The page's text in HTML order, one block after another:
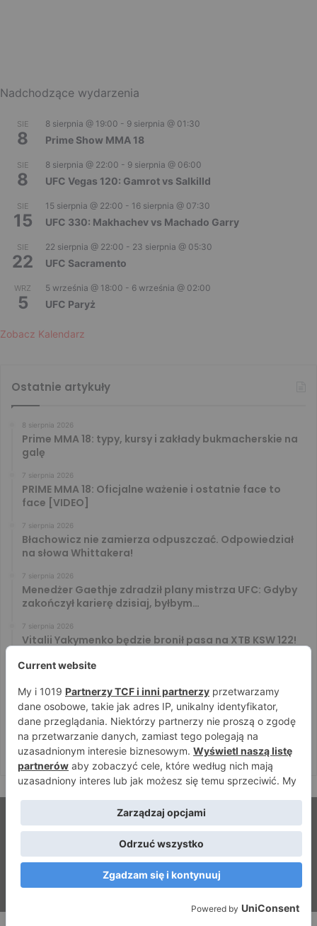
Nadchodzące wydarzenia
SIE
8
8 sierpnia @ 19:00 - 9 sierpnia @ 01:30
Prime Show MMA 18
SIE
8
8 sierpnia @ 22:00 - 9 sierpnia @ 06:00
UFC Vegas 120: Gamrot vs Salkilld
SIE
15
15 sierpnia @ 22:00 - 16 sierpnia @ 07:30
UFC 330: Makhachev vs Machado Garry
SIE
22
22 sierpnia @ 22:00 - 23 sierpnia @ 05:30
UFC Sacramento
WRZ
5
5 września @ 18:00 - 6 września @ 02:00
UFC Paryż
Zobacz Kalendarz
Ostatnie artykuły
8 sierpnia 2026
Prime MMA 18: typy, kursy i zakłady bukmacherskie na
galę
7 sierpnia 2026
PRIME MMA 18: Oficjalne ważenie i ostatnie face to
face [VIDEO]
7 sierpnia 2026
Błachowicz nie zamierza odpuszczać. Odpowiedział
na słowa Whittakera!
7 sierpnia 2026
Menedżer Gaethje zdradził plany mistrza UFC: Gdyby
zakończył karierę dzisiaj, byłbym…
7 sierpnia 2026
Vitalii Yakymenko będzie bronił pasa na XTB KSW 122!
Iwo Baraniewski wystąpi na UFC 331. Polak częścią
mocnej karty walk
6 sierpnia 2026
Don Kasjo poznał rywala na FAME 32. Bartosz Szachta
przeciwnikiem Króla
© Strefamma.pl 2026, Wszelkie prawa zastrzeżone |
Home
Redakcja Kontakt
FacebookYouTube
RSS